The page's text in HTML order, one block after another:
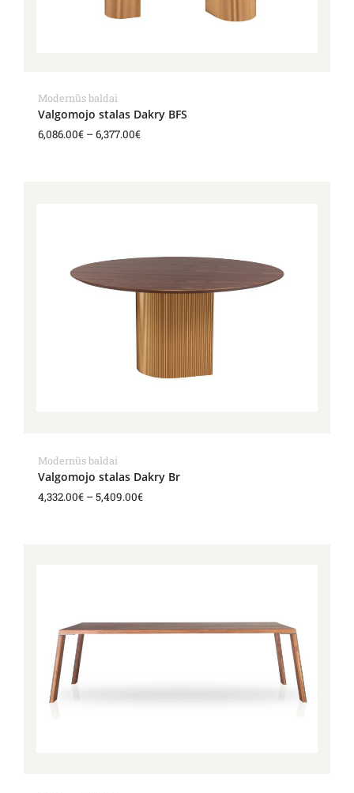
Modernūs baldai
Valgomojo stalas Dakry BFS
6,086.00€ –6,377.00€
Modernūs baldai
Valgomojo stalas Dakry Br
4,332.00€ –5,409.00€